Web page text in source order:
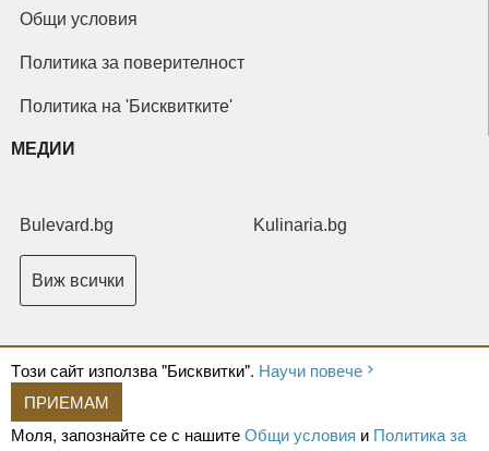
Tози сайт използва "Бисквитки". Научи повече
ПРИЕМАМ
Моля, запознайте се с нашитеОбщи условия и Политика за
Общи условия
Политика за поверителност
Политика на 'Бисквитките'
МЕДИИ
Bulevard.bg Kulinaria.bg
Виж всички
Copyright © 2026 Ксениум ООД. Всички права запазени.
XeniumCompany.com